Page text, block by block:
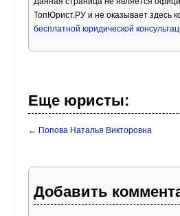
ТопЮрист.РУ и не оказывает здесь
бесплатной юридической
Еще юристы:
← Попова Наталья Викторовна
Добавить